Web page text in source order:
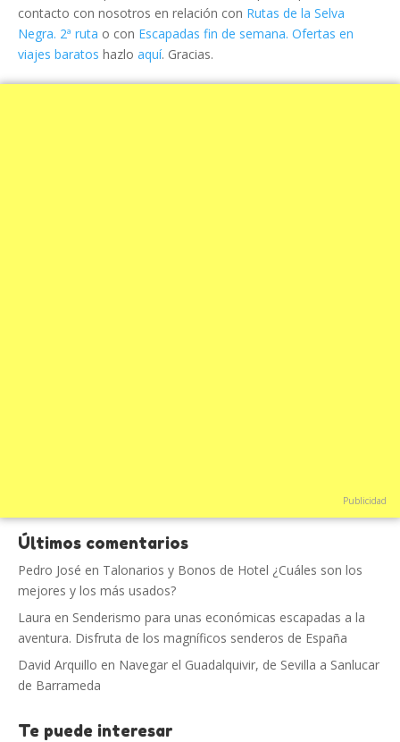
contacto con nosotros en relación con Rutas de la Selva
Negra. 2ª ruta o con Escapadas fin de semana. Ofertas en
viajes baratos hazlo aquí. Gracias.
Publicidad
Últimos comentarios
Pedro José en Talonarios y Bonos de Hotel ¿Cuáles son los
mejores y los más usados?
Laura en Senderismo para unas económicas escapadas a la
aventura. Disfruta de los magníficos senderos de España
David Arquillo en Navegar el Guadalquivir, de Sevilla a Sanlucar
de Barrameda
Te puede interesar